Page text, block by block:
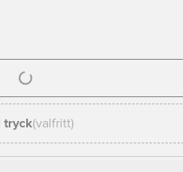
eller registrera dig som medlem
tryck(valfritt)